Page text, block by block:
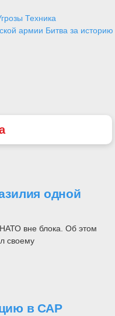
Техника
армии Битва за историю
одной
вне блока. Об этом
своему
в САР